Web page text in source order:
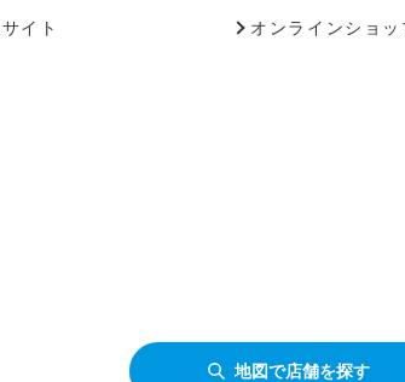
イト オンラインショッ
地図で店舗を探す